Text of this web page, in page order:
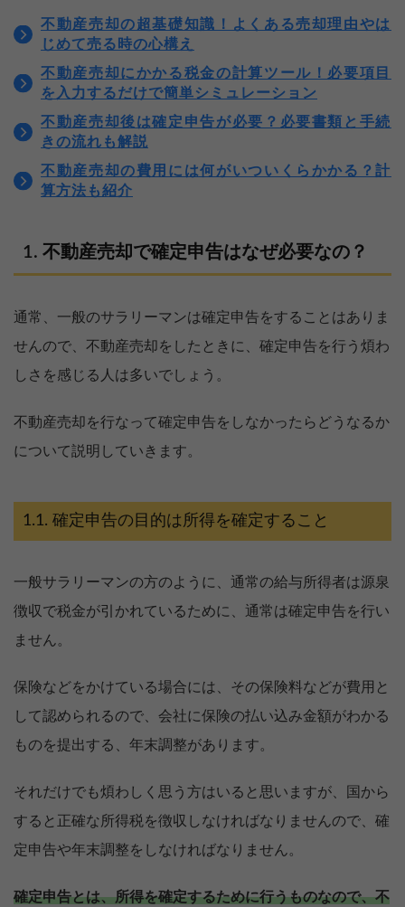
不動産売却の超基礎知識！よくある売却理由やは
じめて売る時の心構え
不動産売却にかかる税金の計算ツール！必要項目
を入力するだけで簡単シミュレーション
不動産売却後は確定申告が必要？必要書類と手続
きの流れも解説
不動産売却の費用には何がいついくらかかる？計
算方法も紹介
不動産売却で確定申告はなぜ必要なの？
通常、一般のサラリーマンは確定申告をすることはありま
せんので、不動産売却をしたときに、確定申告を行う煩わ
しさを感じる人は多いでしょう。
不動産売却を行なって確定申告をしなかったらどうなるか
について説明していきます。
確定申告の目的は所得を確定すること
一般サラリーマンの方のように、通常の給与所得者は源泉
徴収で税金が引かれているために、通常は確定申告を行い
ません。
保険などをかけている場合には、その保険料などが費用と
して認められるので、会社に保険の払い込み金額がわかる
ものを提出する、年末調整があります。
それだけでも煩わしく思う方はいると思いますが、国から
すると正確な所得税を徴収しなければなりませんので、確
定申告や年末調整をしなければなりません。
確定申告とは、所得を確定するために行うものなので、不